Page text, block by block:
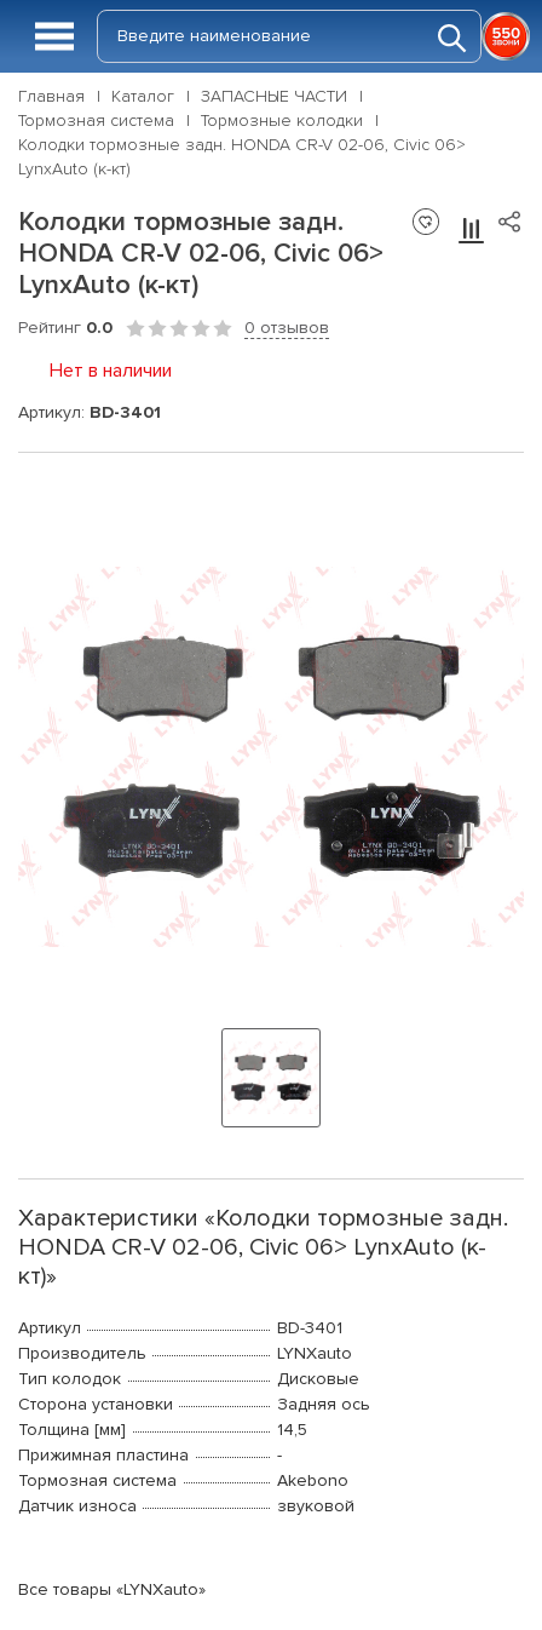
Главная Каталог
ЗАПАСНЫЕ ЧАСТИ
Тормозная система
Тормозные колодки
Колодки тормозные задн. HONDA CR-V 02-06, Civic 06>
LynxAuto (к-кт)
Колодки тормозные задн.
HONDA CR-V 02-06, Civic 06>
LynxAuto (к-кт)
Рейтинг 0.0 0 отзывов
Нет в наличии
Артикул: BD-3401
Характеристики «Колодки тормозные задн.
HONDA CR-V 02-06, Civic 06> LynxAuto (к-
кт)»
Артикул
BD-3401
Производитель
LYNXauto
Тип колодок
Дисковые
Сторона установки
Задняя ось
Толщина [мм]
14,5
Прижимная пластина
-
Тормозная система
Akebono
Датчик износа
звуковой
Все товары «LYNXauto»